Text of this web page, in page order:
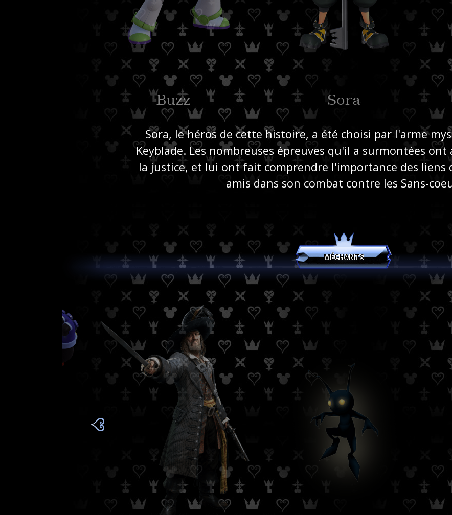
Buzz Sora
Sora, le héros de cette histoire, a été choisi par l'arme
Keyblade. Les nombreuses épreuves qu'il a surmontées ont
la justice, et lui ont fait comprendre l'importance des liens
amis dans son combat contre les Sans-
MÉCHANTS